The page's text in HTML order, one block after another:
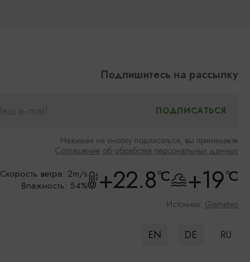
Подпишитесь на рассылку
Нажимая на кнопку подписаться, вы принимаете
Соглашение об обработке персональных данных
Скорость ветра: 2m/s
Влажность: 54%
+22.8°C +19°C
Источник: Gismeteo
EN DE RU